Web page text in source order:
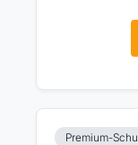
Premium-